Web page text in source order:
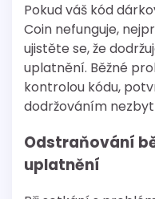
Pokud váš kód
Coin nefunguje,
ujistěte se, že
uplatnění. Běžné
kontrolou kódu,
dodržováním
Odstraňování
uplatnění